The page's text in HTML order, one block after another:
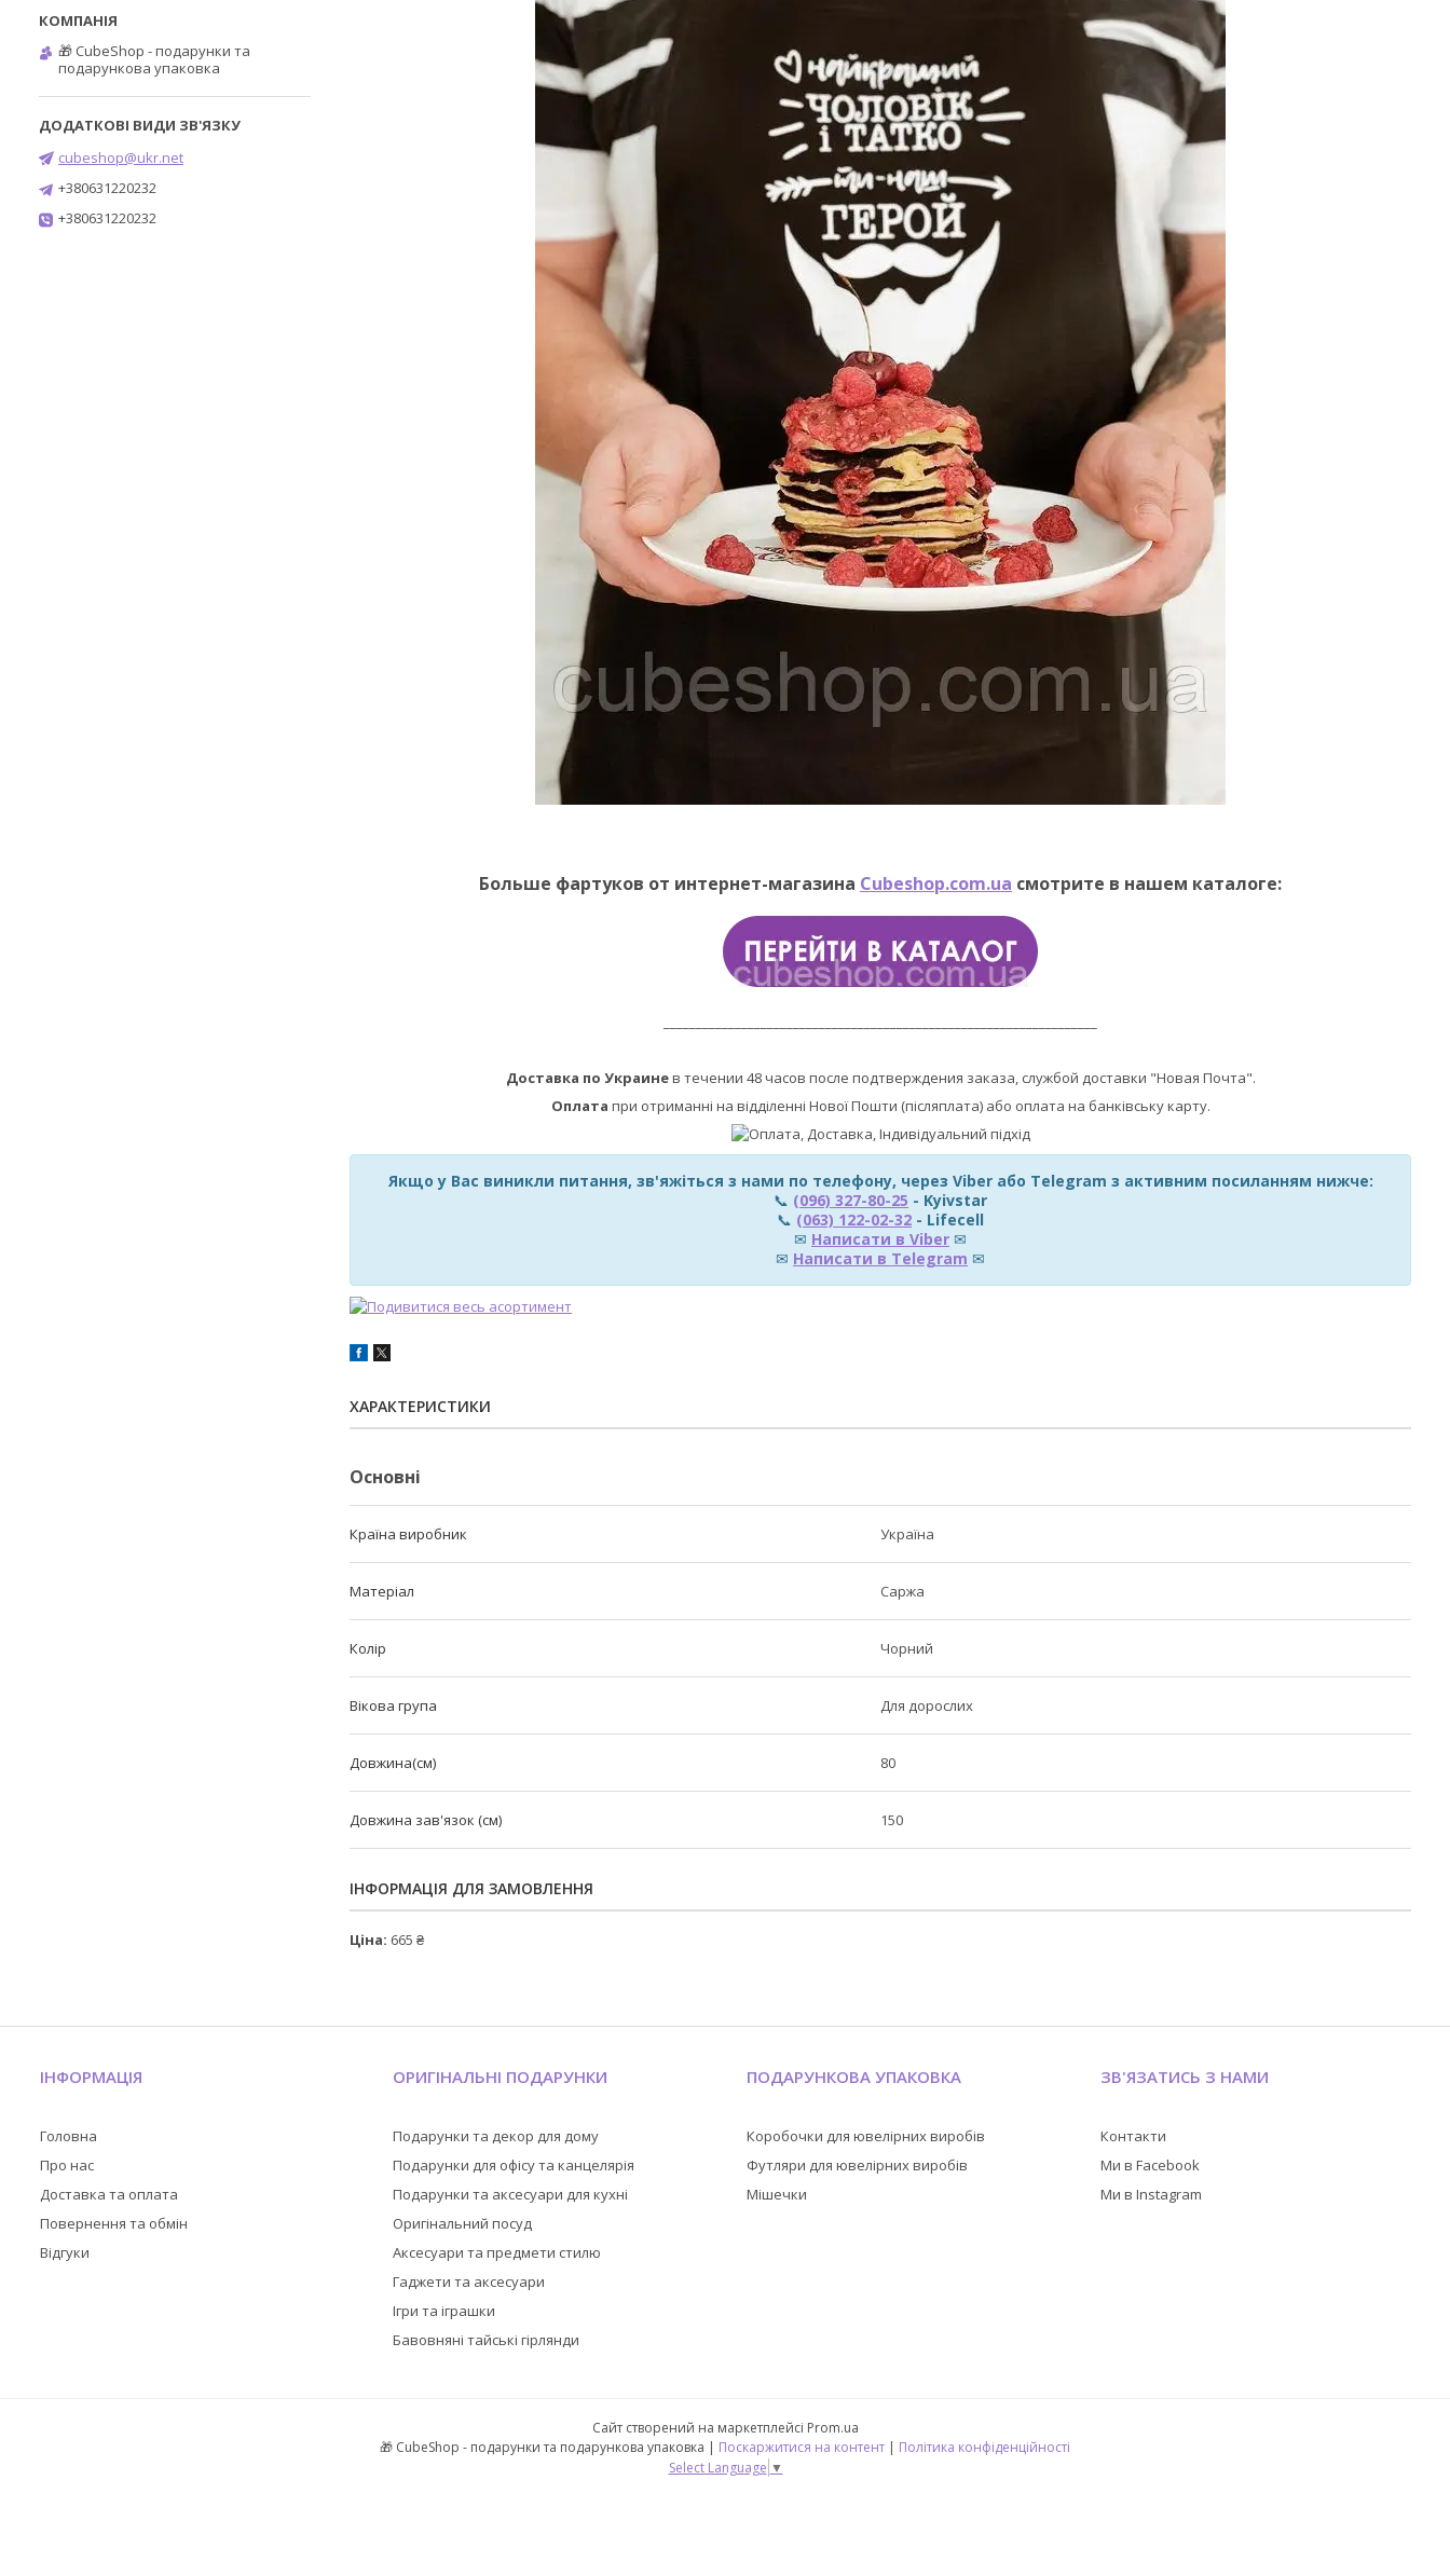
Больше фартуков от интернет-магазина Cubeshop.com.ua смотрите в нашем каталоге:
Доставка по Украинев течении 48 часов после подтверждения заказа, службой доставки "Новая Почта".
Оплата при отриманні на відділенні Нової Пошти (післяплата) або оплата на банківську карту.
Якщо у Вас виникли питання, зв'яжіться з нами по телефону, через Viber або Telegram з активним посиланням нижче:
📞 (096) 327-80-25 - Kyivstar
📞 (063) 122-02-32 - Lifecell
✉ Написати в Viber ✉
✉ Написати в Telegram ✉
ХАРАКТЕРИСТИКИ
Основні
Країна виробник Україна
Матеріал Саржа
Колір Чорний
Вікова група Для дорослих
Довжина(см) 80
Довжина зав'язок (см) 150
ІНФОРМАЦІЯ ДЛЯ ЗАМОВЛЕННЯ
Ціна: 665 ₴
🎁 CubeShop - подарунки та
подарункова упаковка
cubeshop@ukr.net
+380631220232
+380631220232
ІНФОРМАЦІЯ
Головна
Про нас
Доставка та оплата
Повернення та обмін
Відгуки
ОРИГІНАЛЬНІ ПОДАРУНКИ
Подарунки та декор для дому
Подарунки для офісу та канцелярія
Подарунки та аксесуари для кухні
Оригінальний посуд
Аксесуари та предмети стилю
Гаджети та аксесуари
Ігри та іграшки
Бавовняні тайські гірлянди
ПОДАРУНКОВА УПАКОВКА
Коробочки для ювелірних виробів
Футляри для ювелірних виробів
Мішечки
ЗВ'ЯЗАТИСЬ З НАМИ
Контакти
Ми в Facebook
Ми в Instagram
Сайт створений на маркетплейсі Prom.ua
🎁 CubeShop - подарунки та подарункова упаковка | Поскаржитися на контент | Політика конфіденційності
Select Language ▼